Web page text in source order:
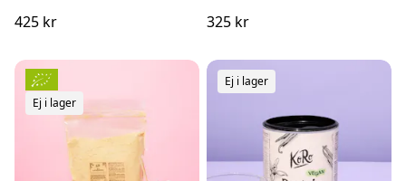
425 kr
325 kr
Ej i lager
Ej i lager